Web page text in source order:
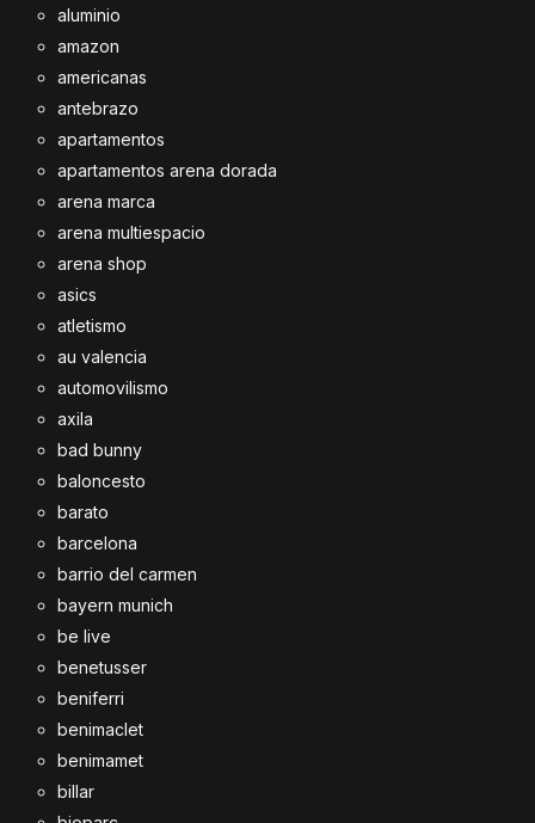
aluminio
amazon
americanas
antebrazo
apartamentos
apartamentos arena dorada
arena marca
arena multiespacio
arena shop
asics
atletismo
au valencia
automovilismo
axila
bad bunny
baloncesto
barato
barcelona
barrio del carmen
bayern munich
be live
benetusser
beniferri
benimaclet
benimamet
billar